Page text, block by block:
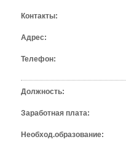
Контакты:
Адрес:
Телефон:
Должность:
Заработная плата:
Необход.образование: